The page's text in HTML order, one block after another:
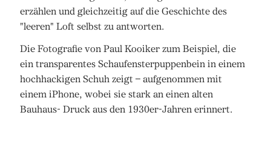
erzählen und gleichzeitig auf die Geschichte des
"leeren" Loft selbst zu antworten.
Die Fotografie von Paul Kooiker zum Beispiel, die
ein transparentes Schaufensterpuppenbein in einem
hochhackigen Schuh zeigt – aufgenommen mit
einem iPhone, wobei sie stark an einen alten
Bauhaus- Druck aus den 1930er-Jahren erinnert.